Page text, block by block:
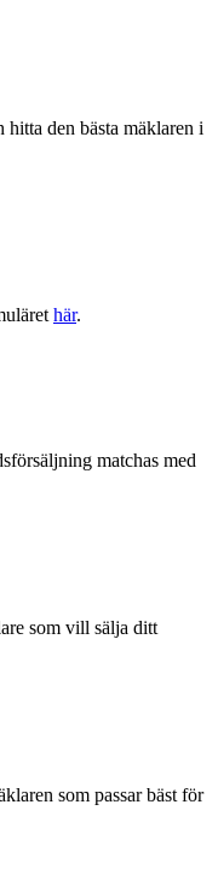
den bästa mäklaren i
här.
matchas med
som vill sälja ditt
som passar bäst för